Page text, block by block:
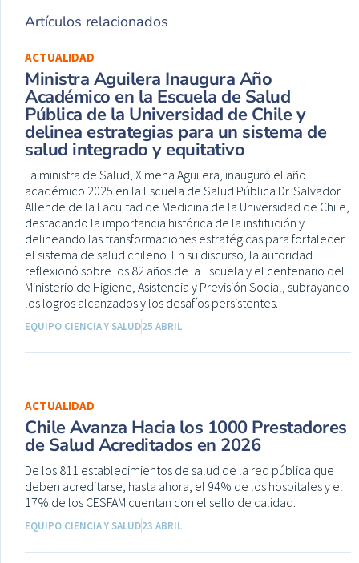
Artículos relacionados
ACTUALIDAD
Ministra Aguilera Inaugura Año
Académico en la Escuela de Salud
Pública de la Universidad de Chile y
delinea estrategias para un sistema de
salud integrado y equitativo
La ministra de Salud, Ximena Aguilera, inauguró el año
académico 2025 en la Escuela de Salud Pública Dr. Salvador
Allende de la Facultad de Medicina de la Universidad de Chile,
destacando la importancia histórica de la institución y
delineando las transformaciones estratégicas para fortalecer
el sistema de salud chileno. En su discurso, la autoridad
reflexionó sobre los 82 años de la Escuela y el centenario del
Ministerio de Higiene, Asistencia y Previsión Social, subrayando
los logros alcanzados y los desafíos persistentes.
EQUIPO CIENCIA Y SALUD25 ABRIL
ACTUALIDAD
Chile Avanza Hacia los 1000 Prestadores
de Salud Acreditados en 2026
De los 811 establecimientos de salud de la red pública que
deben acreditarse, hasta ahora, el 94% de los hospitales y el
17% de los CESFAM cuentan con el sello de calidad.
EQUIPO CIENCIA Y SALUD23 ABRIL